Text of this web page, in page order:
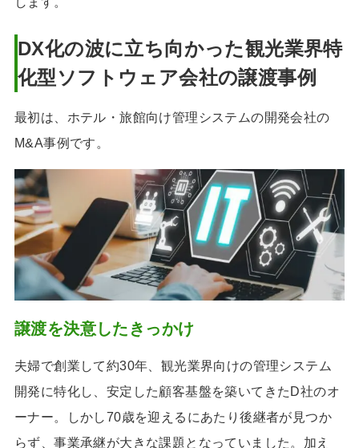
DX化の波に立ち向かった観光業界特
化型ソフトウェア会社の譲渡事例
最初は、ホテル・旅館向け管理システムの開発会社の
M&A事例です。
譲渡を決意したきっかけ
夫婦で創業して約30年、観光業界向けの管理システム
開発に特化し、安定した顧客基盤を築いてきたD社のオ
ーナー。しかし70歳を迎えるにあたり後継者が見つか
らず、事業承継が大きな課題となっていました。加え